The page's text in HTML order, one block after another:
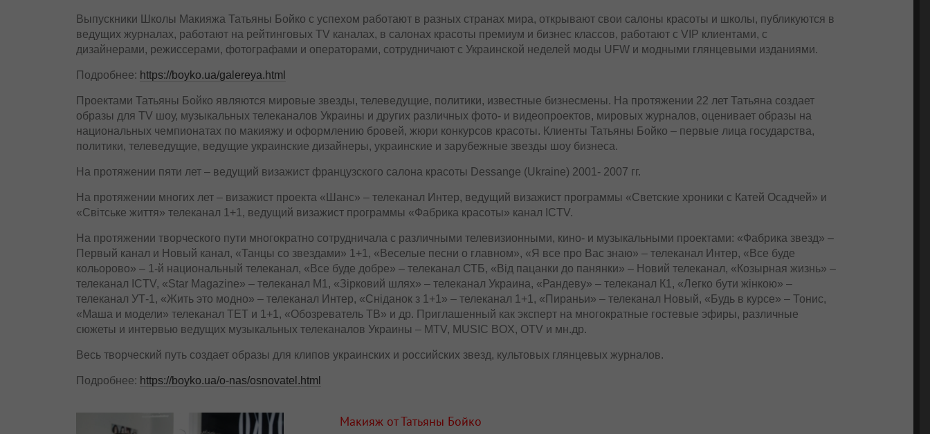
Выпускники Школы Макияжа Татьяны Бойко с успехом работают в разных странах мира, открывают свои салоны красоты и школы, публикуются в
ведущих журналах, работают на рейтинговых TV каналах, в салонах красоты премиум и бизнес классов, работают с VIP клиентами, с
дизайнерами, режиссерами, фотографами и операторами, сотрудничают с Украинской неделей моды UFW и модными глянцевыми изданиями.
Подробнее: https://boyko.ua/galereya.html
Проектами Татьяны Бойко являются мировые звезды, телеведущие, политики, известные бизнесмены. На протяжении 22 лет Татьяна создает
образы для TV шоу, музыкальных телеканалов Украины и других различных фото- и видеопроектов, мировых журналов, оценивает образы на
национальных чемпионатах по макияжу и оформлению бровей, жюри конкурсов красоты. Клиенты Татьяны Бойко – первые лица государства,
политики, телеведущие, ведущие украинские дизайнеры, украинские и зарубежные звезды шоу бизнеса.
На протяжении пяти лет – ведущий визажист французского салона красоты Dessange (Ukraine) 2001- 2007 гг.
На протяжении многих лет – визажист проекта «Шанс» – телеканал Интер, ведущий визажист программы «Светские хроники с Катей Осадчей» и
«Світське життя» телеканал 1+1, ведущий визажист программы «Фабрика красоты» канал ICTV.
На протяжении творческого пути многократно сотрудничала с различными телевизионными, кино- и музыкальными проектами: «Фабрика звезд» –
Первый канал и Новый канал, «Танцы со звездами» 1+1, «Веселые песни о главном», «Я все про Вас знаю» – телеканал Интер, «Все буде
кольорово» – 1-й национальный телеканал, «Все буде добре» – телеканал СТБ, «Від пацанки до панянки» – Новий телеканал, «Козырная жизнь» –
телеканал ICTV, «Star Magazine» – телеканал М1, «Зірковий шлях» – телеканал Украина, «Рандеву» – телеканал К1, «Легко бути жінкою» –
телеканал УТ-1, «Жить это модно» – телеканал Интер, «Сніданок з 1+1» – телеканал 1+1, «Пираньи» – телеканал Новый, «Будь в курсе» – Тонис,
«Маша и модели» телеканал ТЕТ и 1+1, «Обозреватель ТВ» и др. Приглашенный как эксперт на многократные гостевые эфиры, различные
сюжеты и интервью ведущих музыкальных телеканалов Украины – MTV, MUSIC BOX, OTV и мн.др.
Весь творческий путь создает образы для клипов украинских и российских звезд, культовых глянцевых журналов.
Подробнее: https://boyko.ua/o-nas/osnovatel.html
Макияж от Татьяны Бойко